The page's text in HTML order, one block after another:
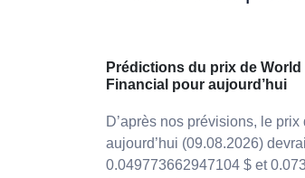
Prédictions du prix de
Financial pour aujourd’hui
D’après nos prévisions, le prix
aujourd’hui (09.08.2026)
0.049773662947104 $ et